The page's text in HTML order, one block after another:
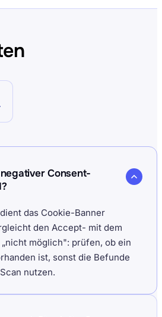
Consent-
das Cookie-Banner
den Accept- mit dem
möglich": prüfen, ob ein
ist, sonst die Befunde
nutzen.